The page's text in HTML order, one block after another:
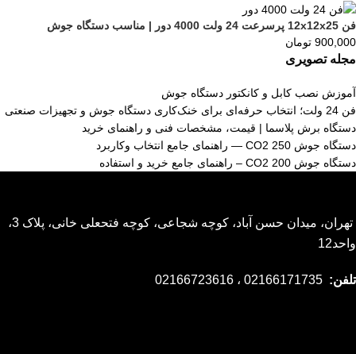
فن 12x12x25 پرسرعت 24 ولت 4000 دور | مناسب دستگاه جوش
900,000 تومان
مجله تصویری
آموزش نصب کابل و کانکتور دستگاه جوش
فن 24 ولت؛ انتخاب حرفه‌ای برای خنک‌کاری دستگاه جوش و تجهیزات صنعتی
دستگاه برش پلاسما | قیمت، مشخصات فنی و راهنمای خرید
دستگاه جوش CO2 250 — راهنمای جامع انتخاب وکاربرد
دستگاه جوش CO2 200 – راهنمای جامع خرید و استفاده
تهران، میدان حسن آباد، کوچه شجاعی، کوچه فتحعلی خانی، پلاک 3،
واحد12
تلفن: